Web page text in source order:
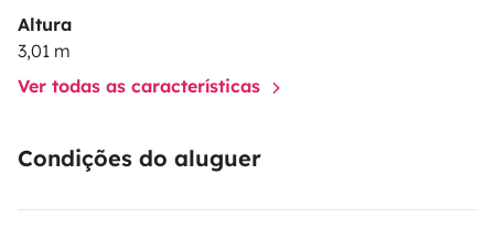
Altura
3,01 m
Ver todas as características
Condições do aluguer